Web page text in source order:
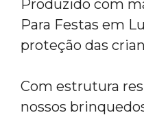
Produzido com
Para Festas em
proteção das
Com estrutura
nossos